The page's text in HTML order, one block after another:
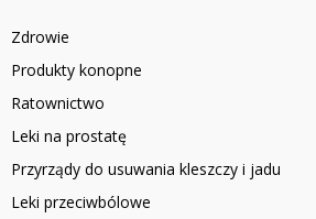
Zdrowie
Produkty konopne
Ratownictwo
Leki na prostatę
Przyrządy do usuwania kleszczy i jadu
Leki przeciwbólowe